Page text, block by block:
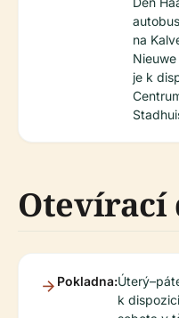
na
je k
Otevírací
Pokladna:
k